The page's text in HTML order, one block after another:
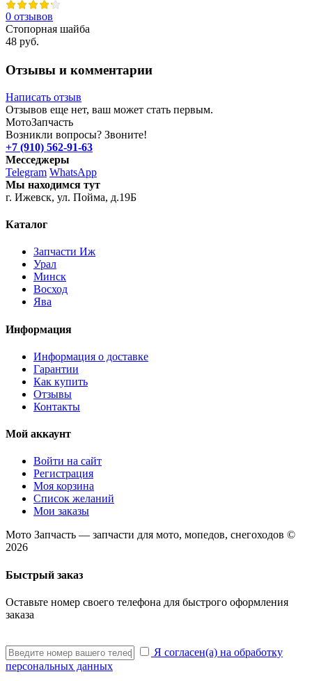
0 отзывов
Стопорная шайба
48 руб.
Отзывы и комментарии
Написать отзыв
Отзывов еще нет, ваш может стать первым.
МотоЗапчасть
Возникли вопросы? Звоните!
+7 (910) 562-91-63
Месседжеры
Telegram WhatsApp
Мы находимся тут
г. Ижевск, ул. Пойма, д.19Б
Каталог
Запчасти Иж
Урал
Минск
Восход
Ява
Информация
Информация о доставке
Гарантии
Как купить
Отзывы
Контакты
Мой аккаунт
Войти на сайт
Регистрация
Моя корзина
Список желаний
Мои заказы
Мото Запчасть — запчасти для мото, мопедов, снегоходов ©
2026
Быстрый заказ
Оставьте номер своего телефона для быстрого оформления
заказа
Я согласен(а) на обработку
персональных данных